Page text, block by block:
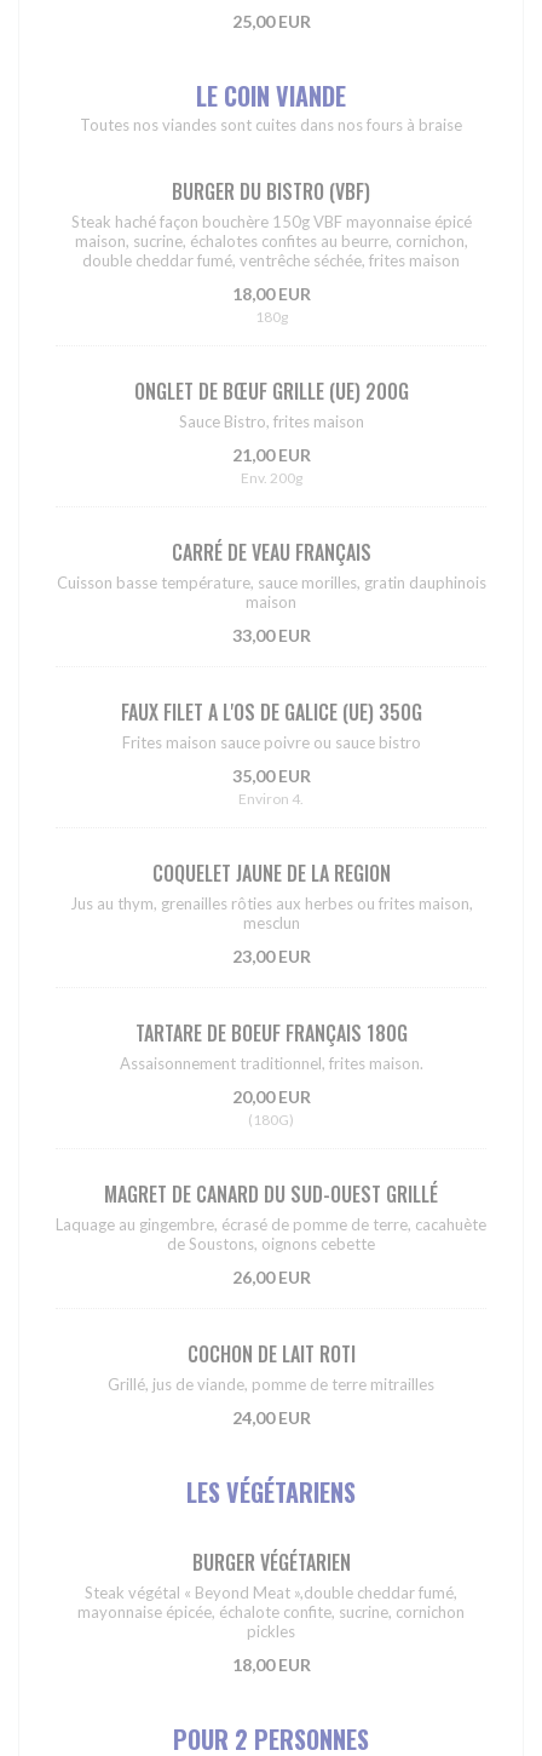
25,00 EUR
LE COIN VIANDE
Toutes nos viandes sont cuites dans nos fours à braise
BURGER DU BISTRO (VBF)
Steak haché façon bouchère 150g VBF mayonnaise épicé
maison, sucrine, échalotes confites au beurre, cornichon,
double cheddar fumé, ventrêche séchée, frites maison
18,00 EUR
180g
ONGLET DE BŒUF GRILLE (UE) 200G
Sauce Bistro, frites maison
21,00 EUR
Env. 200g
CARRÉ DE VEAU FRANÇAIS
Cuisson basse température, sauce morilles, gratin dauphinois
maison
33,00 EUR
FAUX FILET A L'OS DE GALICE (UE) 350G
Frites maison sauce poivre ou sauce bistro
35,00 EUR
Environ 4.
COQUELET JAUNE DE LA REGION
Jus au thym, grenailles rôties aux herbes ou frites maison,
mesclun
23,00 EUR
TARTARE DE BOEUF FRANÇAIS 180G
Assaisonnement traditionnel, frites maison.
20,00 EUR
(180G)
MAGRET DE CANARD DU SUD-OUEST GRILLÉ
Laquage au gingembre, écrasé de pomme de terre, cacahuète
de Soustons, oignons cebette
26,00 EUR
COCHON DE LAIT ROTI
Grillé, jus de viande, pomme de terre mitrailles
24,00 EUR
LES VÉGÉTARIENS
BURGER VÉGÉTARIEN
Steak végétal « Beyond Meat »,double cheddar fumé,
mayonnaise épicée, échalote confite, sucrine, cornichon
pickles
18,00 EUR
POUR 2 PERSONNES